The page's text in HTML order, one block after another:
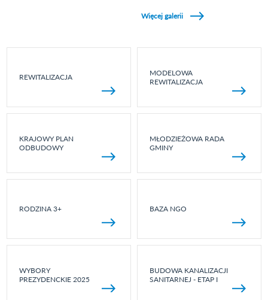
Więcej galerii
REWITALIZACJA
MODELOWA
REWITALIZACJA
KRAJOWY PLAN
ODBUDOWY
MŁODZIEŻOWA RADA
GMINY
RODZINA 3+ BAZA NGO
WYBORY
PREZYDENCKIE 2025
BUDOWA KANALIZACJI
SANITARNEJ - ETAP I